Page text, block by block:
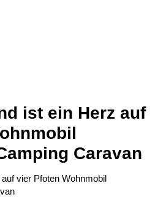
ist ein Herz auf
Caravan
vier Pfoten Wohnmobil